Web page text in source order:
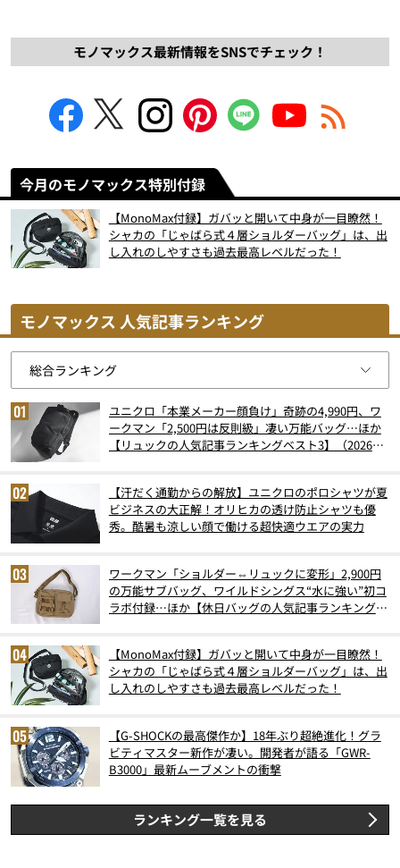
モノマックス最新情報をSNSでチェック！
今月のモノマックス特別付録
【MonoMax付録】ガバッと開いて中身が一目瞭然！
シャカの「じゃばら式４層ショルダーバッグ」は、出
し入れのしやすさも過去最高レベルだった！
モノマックス 人気記事ランキング
ユニクロ「本業メーカー顔負け」奇跡の4,990円、ワ
ークマン「2,500円は反則級」凄い万能バッグ…ほか
【リュックの人気記事ランキングベスト3】（2026年
【汗だく通勤からの解放】ユニクロのポロシャツが夏
ビジネスの大正解！オリヒカの透け防止シャツも優
秀。酷暑も涼しい顔で働ける超快適ウエアの実力
ワークマン「ショルダー⇔リュックに変形」2,900円
の万能サブバッグ、ワイルドシングス“水に強い”初コ
ラボ付録…ほか【休日バッグの人気記事ランキングベ
【MonoMax付録】ガバッと開いて中身が一目瞭然！
シャカの「じゃばら式４層ショルダーバッグ」は、出
し入れのしやすさも過去最高レベルだった！
【G-SHOCKの最高傑作か】18年ぶり超絶進化！グラ
ビティマスター新作が凄い。開発者が語る「GWR-
B3000」最新ムーブメントの衝撃
ランキング一覧を見る